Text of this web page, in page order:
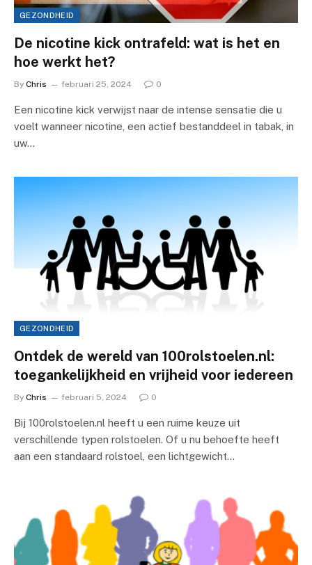
GEZONDHEID
De nicotine kick ontrafeld: wat is het en
hoe werkt het?
By Chris februari 25, 2024 0
Een nicotine kick verwijst naar de intense sensatie die u
voelt wanneer nicotine, een actief bestanddeel in tabak, in
uw…
GEZONDHEID
Ontdek de wereld van 100rolstoelen.nl:
toegankelijkheid en vrijheid voor iedereen
By Chris februari 5, 2024 0
Bij 100rolstoelen.nl heeft u een ruime keuze uit
verschillende typen rolstoelen. Of u nu behoefte heeft
aan een standaard rolstoel, een lichtgewicht…